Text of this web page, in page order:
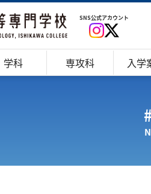
SNS公式アカウント
学科 専攻科 入学